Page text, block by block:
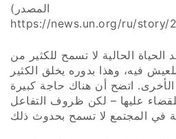
(المصدر
https://news.un.org/ru/story/
الحالية لا تسمح للكثير من
فيه، وهذا بدوره يخلق الكثير
اتضح أن هناك حاجة كبيرة
عليها – لكن ظروف التفاعل